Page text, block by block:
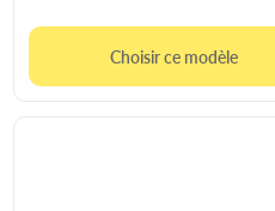
Choisir ce modèle